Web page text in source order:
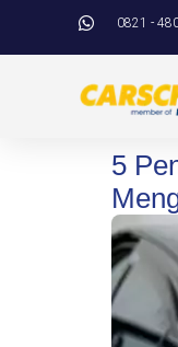
0821 -
5